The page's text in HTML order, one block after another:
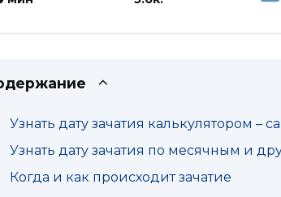
Узнать дату зачатия калькулятором –
Узнать дату зачатия по месячным и
Когда и как происходит зачатие